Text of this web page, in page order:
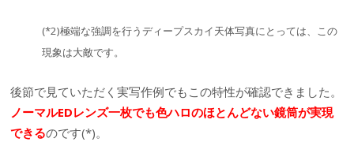
(*2)極端な強調を行うディープスカイ天体写真にとっては、この
現象は大敵です。
後節で見ていただく実写作例でもこの特性が確認できました。
ノーマルEDレンズ一枚でも色ハロのほとんどない鏡筒が実現
できるのです(*)。